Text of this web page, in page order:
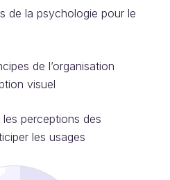
de la psychologie pour le
de l’organisation
visuel
perceptions des
les usages